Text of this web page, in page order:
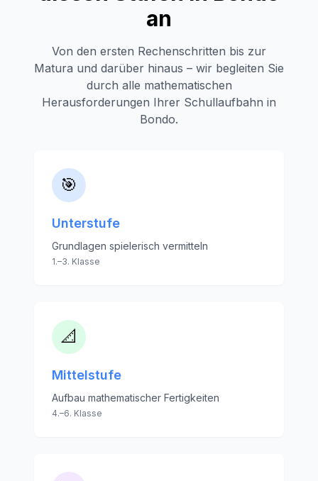
an
Von den ersten Rechenschritten bis zur
Matura und darüber hinaus – wir begleiten Sie
durch alle mathematischen
Herausforderungen Ihrer Schullaufbahn in
Bondo.
🎯
Unterstufe
Grundlagen spielerisch vermitteln
1.–3. Klasse
📐
Mittelstufe
Aufbau mathematischer Fertigkeiten
4.–6. Klasse